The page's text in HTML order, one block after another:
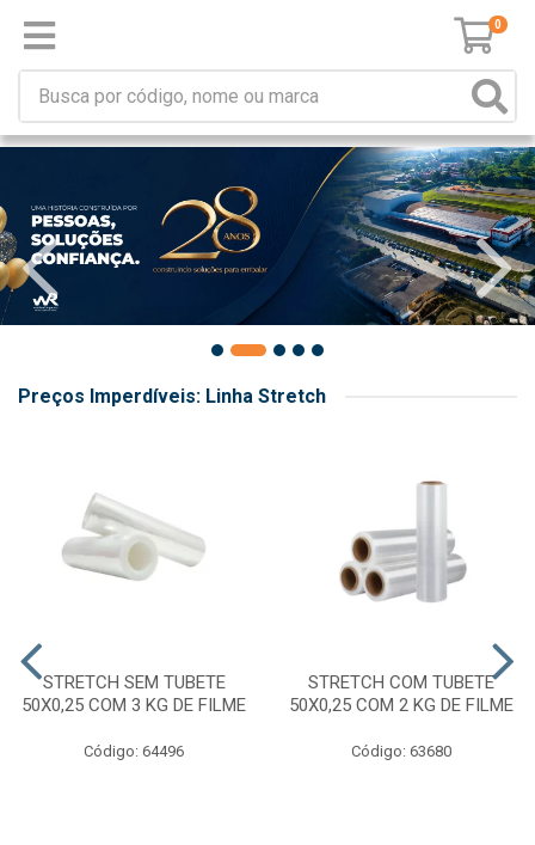
0
Preços Imperdíveis: Linha Stretch
STRETCH SEM TUBETE
50X0,25 COM 3 KG DE FILME
Código: 64496
STRETCH COM TUBETE
50X0,25 COM 2 KG DE FILME
Código: 63680